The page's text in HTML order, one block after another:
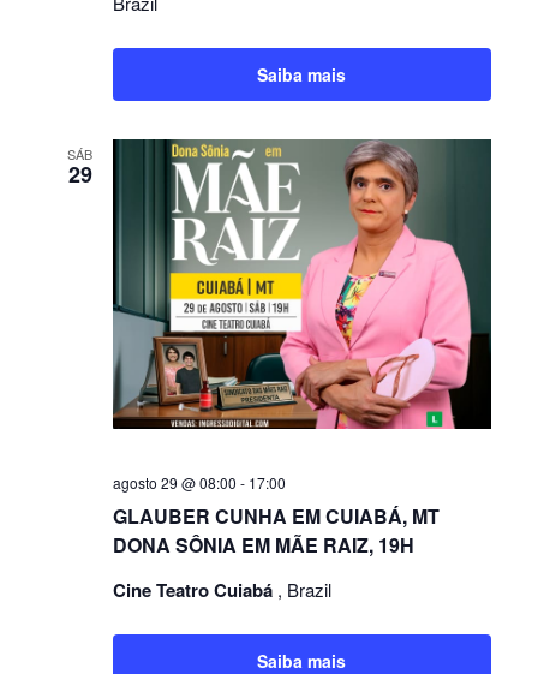
Saiba mais
SÁB
29
agosto 29 @ 08:00 - 17:00
GLAUBER CUNHA EM CUIABÁ, MT
DONA SÔNIA EM MÃE RAIZ, 19H
Cine Teatro Cuiabá , Brazil
Saiba mais